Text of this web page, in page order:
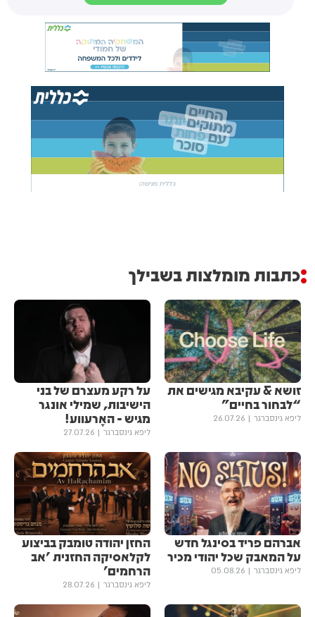
כתבות מומלצות בשבילך
זושא & עקיבא מגישים את ​​
“לבחור בחיים”
ליפא גינסברגר 26.07.26
על רקע מעצרם של בני
הישיבות, שמילי אונגר
מגיש - האָרעווע!
ליפא גינסברגר 27.07.26
אברהם פריד בסינגל חדש
על המאבק שכל יהודי מכיר
ליפא גינסברגר 05.08.26
החזן יהודה טומבק בביצוע
לקלאסיקה החזנית 'אב
הרחמים'
ליפא גינסברגר 28.07.26